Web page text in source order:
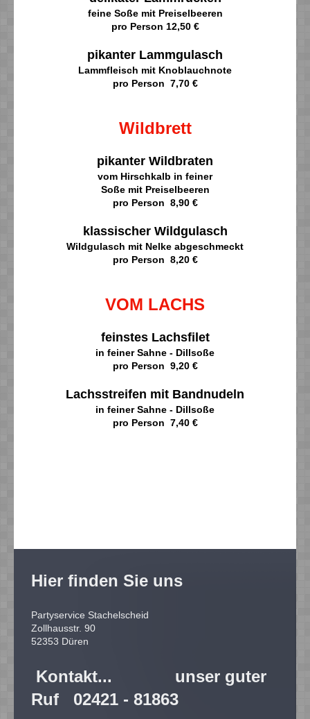
feine Soße mit Preiselbeeren
pro Person 12,50 €
pikanter Lammgulasch
Lammfleisch mit Knoblauchnote
pro Person 7,70 €
Wildbrett
pikanter Wildbraten
vom Hirschkalb in feiner
Soße mit Preiselbeeren
pro Person 8,90 €
klassischer Wildgulasch
Wildgulasch mit Nelke abgeschmeckt
pro Person 8,20 €
VOM LACHS
feinstes Lachsfilet
in feiner Sahne - Dillsoße
pro Person 9,20 €
Lachsstreifen mit Bandnudeln
in feiner Sahne - Dillsoße
pro Person 7,40 €
Hier finden Sie uns
Partyservice Stachelscheid
Zollhausstr. 90
52353 Düren
Kontakt... unser guter
Ruf 02421 - 81863